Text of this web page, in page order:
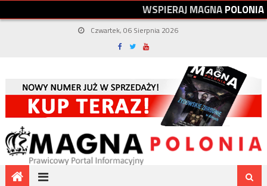
WSPIERAJMAGNAPOLONIA
Czwartek, 06 Sierpnia 2026